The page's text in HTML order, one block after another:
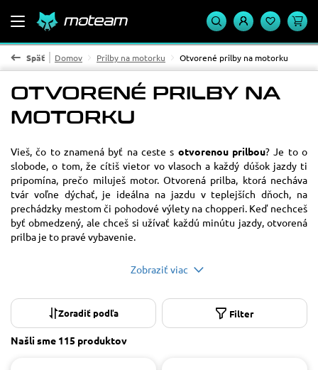
Späť Domov Prilby na motorku Otvorené prilby na motorku
OTVORENÉ PRILBY NA
MOTORKU
Vieš, čo to znamená byť na ceste s otvorenou prilbou? Je to o
slobode, o tom, že cítiš vietor vo vlasoch a každý dúšok jazdy ti
pripomína, prečo miluješ motor. Otvorená prilba, ktorá necháva
tvár voľne dýchať, je ideálna na jazdu v teplejších dňoch, na
prechádzky mestom či pohodové výlety na chopperi. Keď nechceš
byť obmedzený, ale chceš si užívať každú minútu jazdy, otvorená
prilba je to pravé vybavenie.
Zobraziť viac
Filter
Materiál
kompozit
22
polykarbonát / termoplast
Cena
od
do
Dostupnosť
Na sklade
Našli sme 115 produktov